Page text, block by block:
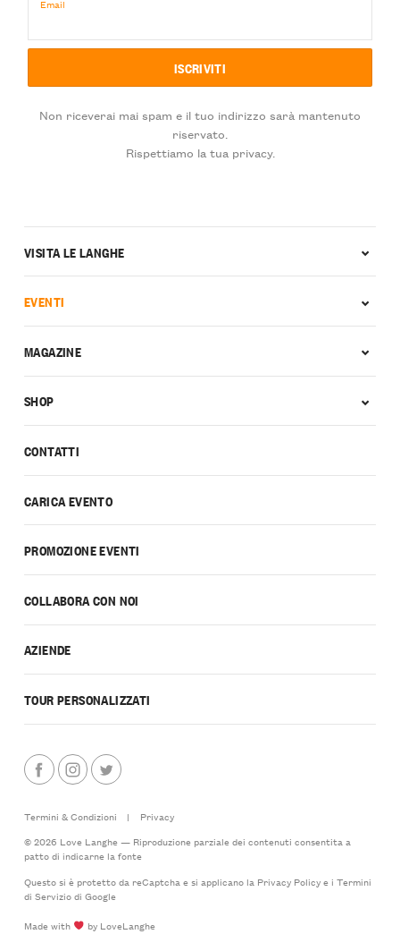
Email
Non riceverai mai spam e il tuo indirizzo sarà mantenuto
riservato.
Rispettiamo la tua privacy.
CONTATTI
CARICA EVENTO
PROMOZIONE EVENTI
COLLABORA CON NOI
AZIENDE
TOUR PERSONALIZZATI
VISITA LE LANGHE
EVENTI
MAGAZINE
SHOP
Termini & Condizioni |
Privacy
© 2026 Love Langhe — Riproduzione parziale dei contenuti consentita a
patto di indicarne la fonte
Questo si è protetto da reCaptcha e si applicano la Privacy Policye i Termini
di Serviziodi Google
Made with
by LoveLanghe